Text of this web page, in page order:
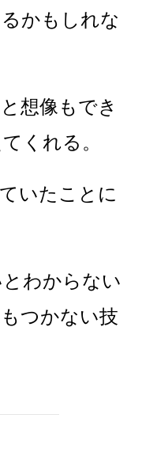
かもしれな
想像もでき
くれる。
いたことに
わからない
つかない技